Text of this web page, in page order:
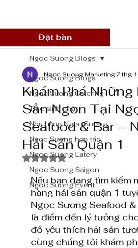
Đặt bàn
Ngoc Suong Blogs
Ngọc Sương Catering
Tiệc sinh nhật
Nhà hàng Ngọc Sương
Ngọc Sương hợp tác
Ngoc Suong Eatery
Ngoc Suong Saigon
Ngoc Suong Event
Ngoc Suong Blogs
Khám Phá Những
Sản Ngon Tại
Seafood & Bar –
Hải Sản Quận 1
Ngoc Suong Marketing7 thg
Đã xếp hạng NaN/5 sao.
Nếu bạn đang tìm kiếm
hàng hải sản quận 1
Ngọc Sương Seafood &
là điểm đến lý tưởng
đồ yêu thích hải sản
cùng chúng tôi khám